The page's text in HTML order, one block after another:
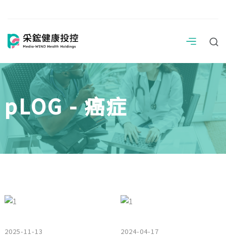
pLOG - 癌症
2025-11-13 2024-04-17